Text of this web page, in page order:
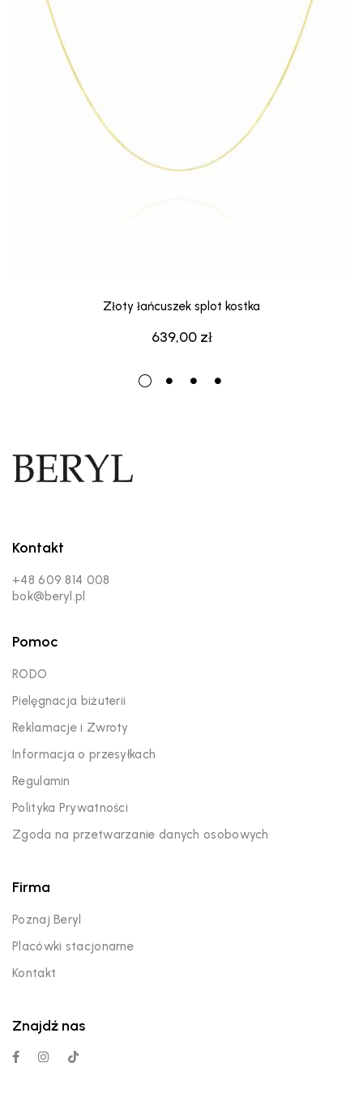
639,00 zł
Złoty łańcuszek splot kostka
Kontakt
+48 609 814 008
bok@beryl.pl
Pomoc
RODO
Pielęgnacja biżuterii
Reklamacje i Zwroty
Informacja o przesyłkach
Regulamin
Polityka Prywatności
Zgoda na przetwarzanie danych osobowych
Firma
Poznaj Beryl
Placówki stacjonarne
Kontakt
Znajdź nas